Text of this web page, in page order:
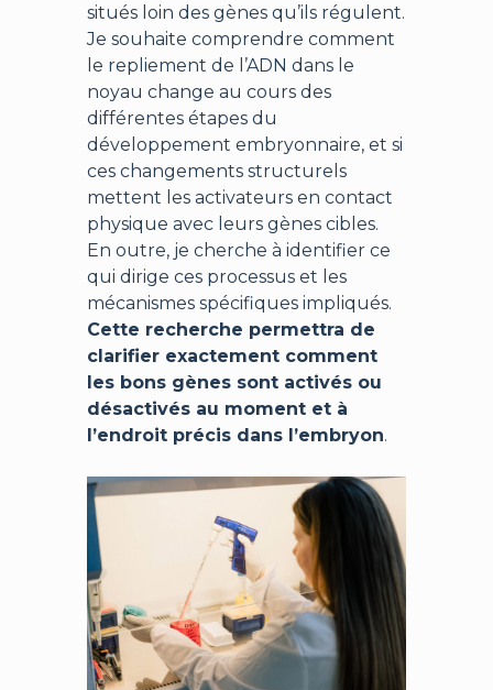
situés loin des gènes qu’ils régulent.
Je souhaite comprendre comment
le repliement de l’ADN dans le
noyau change au cours des
différentes étapes du
développement embryonnaire, et si
ces changements structurels
mettent les activateurs en contact
physique avec leurs gènes cibles.
En outre, je cherche à identifier ce
qui dirige ces processus et les
mécanismes spécifiques impliqués.
Cette recherche permettra de
clarifier exactement comment
les bons gènes sont activés ou
désactivés au moment et à
l’endroit précis dans l’embryon.